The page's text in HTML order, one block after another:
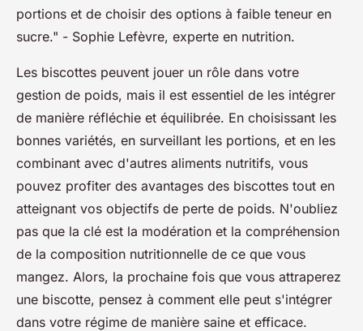
portions et de choisir des options à faible teneur en
sucre." - Sophie Lefèvre, experte en nutrition.
Les biscottes peuvent jouer un rôle dans votre
gestion de poids, mais il est essentiel de les intégrer
de manière réfléchie et équilibrée. En choisissant les
bonnes variétés, en surveillant les portions, et en les
combinant avec d'autres aliments nutritifs, vous
pouvez profiter des avantages des biscottes tout en
atteignant vos objectifs de perte de poids. N'oubliez
pas que la clé est la modération et la compréhension
de la composition nutritionnelle de ce que vous
mangez. Alors, la prochaine fois que vous attraperez
une biscotte, pensez à comment elle peut s'intégrer
dans votre régime de manière saine et efficace.